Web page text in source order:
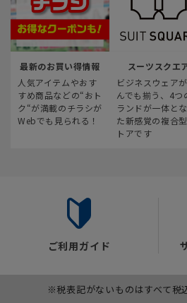
最新のお買い得情報
人気アイテムやおす
すめ商品などの“おト
ク“が満載のチラシが
Webでも見られる！
スーツスクエ
ビジネスウェア
んでも揃う、4つ
ランドが一体と
た新感覚の複合
トアです
ご利用ガイド
※税表記がないものはすべて税